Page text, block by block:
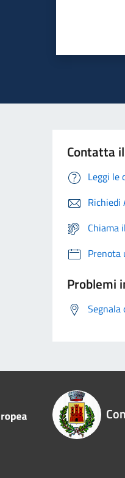
Contatta
Leggi le
Richiedi
Chiama
Prenota
Problemi
Segnala